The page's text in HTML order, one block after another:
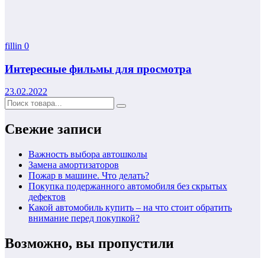
fillin 0
Интересные фильмы для просмотра
23.02.2022
Свежие записи
Важность выбора автошколы
Замена амортизаторов
Пожар в машине. Что делать?
Покупка подержанного автомобиля без скрытых
дефектов
Какой автомобиль купить – на что стоит обратить
внимание перед покупкой?
Возможно, вы пропустили